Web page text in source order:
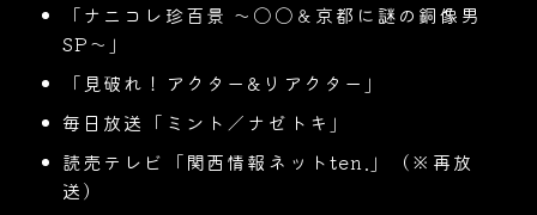
「ナニコレ珍百景 〜〇〇＆京都に謎の銅像男
SP〜」
「見破れ！アクター&リアクター」
毎日放送「ミント／ナゼトキ」
読売テレビ「関西情報ネットten.」（※再放
送）